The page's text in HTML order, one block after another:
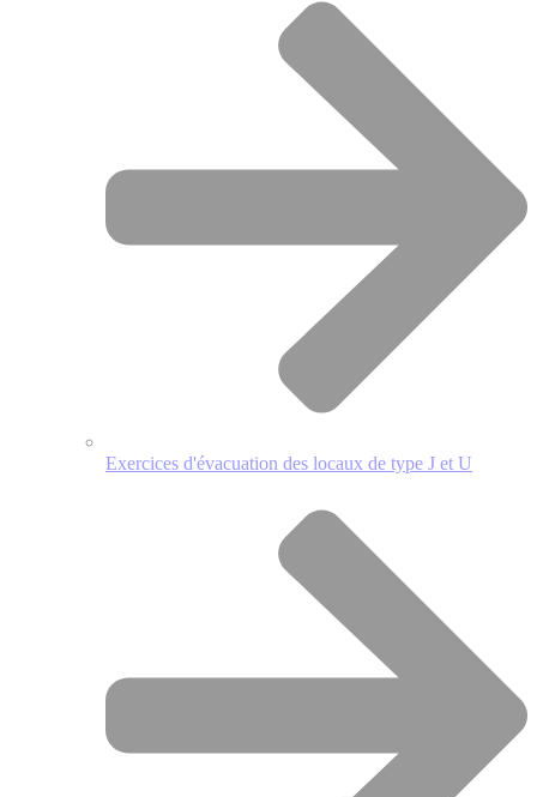
Exercices d'évacuation des locaux de type J et U